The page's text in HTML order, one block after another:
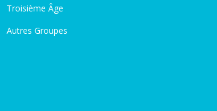
Troisième Âge
Autres Groupes